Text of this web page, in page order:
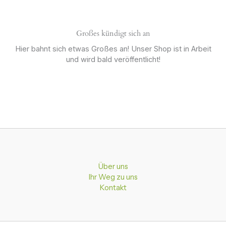
Großes kündigt sich an
Hier bahnt sich etwas Großes an! Unser Shop ist in Arbeit
und wird bald veröffentlicht!
Über uns
Ihr Weg zu uns
Kontakt